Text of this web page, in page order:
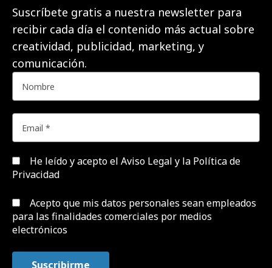
Suscríbete gratis a nuestra newsletter para
recibir cada día el contenido más actual sobre
creatividad, publicidad, marketing, y
comunicación.
He leído y acepto el Aviso Legal y la Política de
Privacidad
Acepto que mis datos personales sean empleados
para las finalidades comerciales por medios
electrónicos